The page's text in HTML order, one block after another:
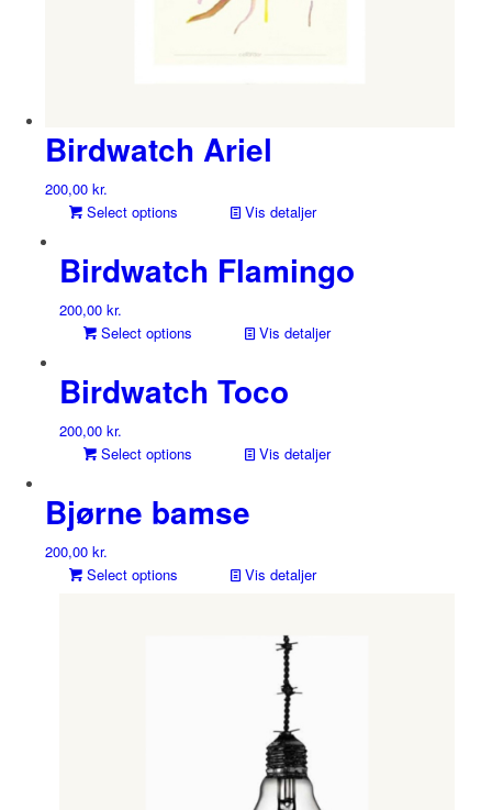
Birdwatch Ariel
200,00 kr.
Select options
Vis detaljer
Birdwatch Flamingo
200,00 kr.
Select options
Vis detaljer
Birdwatch Toco
200,00 kr.
Select options
Vis detaljer
Bjørne bamse
200,00 kr.
Select options
Vis detaljer